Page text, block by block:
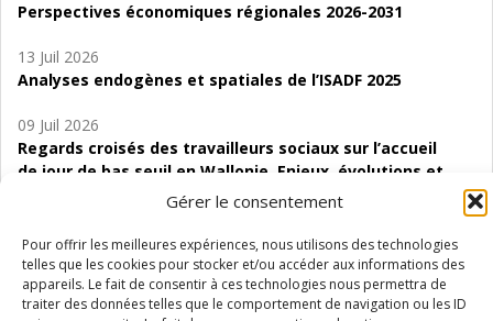
Gérer le consentement
Pour offrir les meilleures expériences, nous utilisons des technologies
telles que les cookies pour stocker et/ou accéder aux informations des
appareils. Le fait de consentir à ces technologies nous permettra de
traiter des données telles que le comportement de navigation ou les ID
Perspectives économiques régionales 2026-2031
13 Juil 2026
Analyses endogènes et spatiales de l’ISADF 2025
09 Juil 2026
Regards croisés des travailleurs sociaux sur l’accueil
de jour de bas seuil en Wallonie. Enjeux, évolutions et
06 Juil 2026
Étude d’évaluabilité des Structures
d’accompagnement à l’autocréation d’emploi (SAACE)